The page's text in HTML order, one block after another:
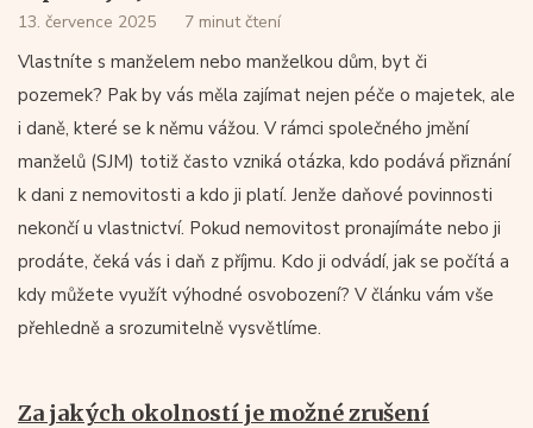
13. července 2025 7 minut čtení
Vlastníte s manželem nebo manželkou dům, byt či
pozemek? Pak by vás měla zajímat nejen péče o majetek, ale
i daně, které se k němu vážou. V rámci společného jmění
manželů (SJM) totiž často vzniká otázka, kdo podává přiznání
k dani z nemovitosti a kdo ji platí. Jenže daňové povinnosti
nekončí u vlastnictví. Pokud nemovitost pronajímáte nebo ji
prodáte, čeká vás i daň z příjmu. Kdo ji odvádí, jak se počítá a
kdy můžete využít výhodné osvobození? V článku vám vše
přehledně a srozumitelně vysvětlíme.
Za jakých okolností je možné zrušení